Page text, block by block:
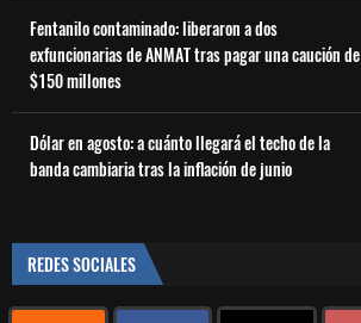
Fentanilo contaminado: liberaron a dos
exfuncionarias de ANMAT tras pagar una caución de
$150 millones
Dólar en agosto: a cuánto llegará el techo de la
banda cambiaria tras la inflación de junio
REDES SOCIALES